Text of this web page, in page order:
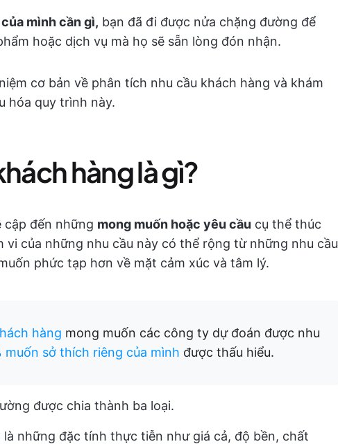
mình cần gì, bạn đã đi được nửa chặng đường để
hoặc dịch vụ mà họ sẽ sẵn lòng đón nhận.
cơ bản về phân tích nhu cầu khách hàng và khám
hóa quy trình này.
hàng là gì?
cập đến những mong muốn hoặc yêu cầu cụ thể thúc
vi của những nhu cầu này có thể rộng từ những nhu cầu
phức tạp hơn về mặt cảm xúc và tâm lý.
hàng mong muốn các công ty dự đoán được nhu
muốn sở thích riêng của mình được thấu hiểu.
được chia thành ba loại.
những đặc tính thực tiễn như giá cả, độ bền, chất